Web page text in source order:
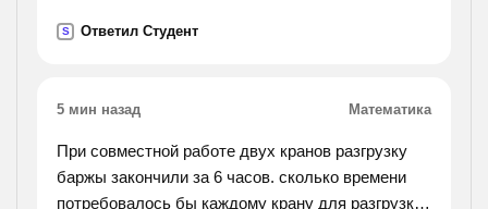
S Ответил Студент
5 мин назад Математика
При совместной работе двух кранов разгрузку
баржы закончили за 6 часов. сколько времени
потребовалось бы каждому крану для разгрузки